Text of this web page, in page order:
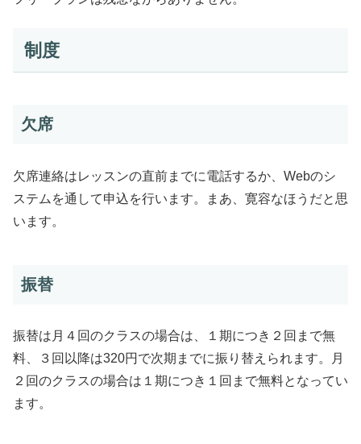
制度
欠席
欠席連絡はレッスンの直前までに電話するか、Webのシ
ステムを通して申込を行います。まあ、寛容なほうだと思
います。
振替
振替は月４回のクラスの場合は、１期につき２回まで無
料、３回以降は320円で次期までに振り替えられます。月
２回のクラスの場合は１期につき１回まで無料となってい
ます。